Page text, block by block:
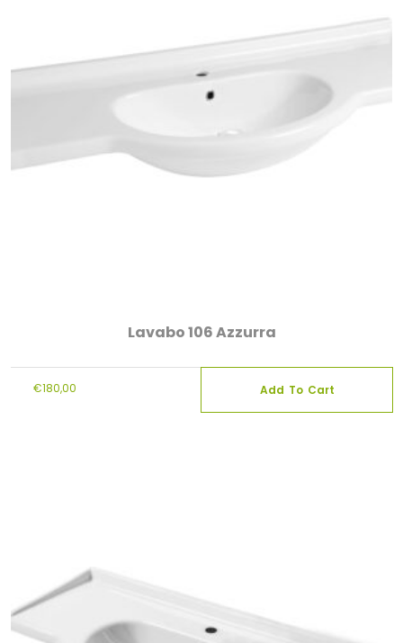
Lavabo 106 Azzurra
€180,00 Add To Cart